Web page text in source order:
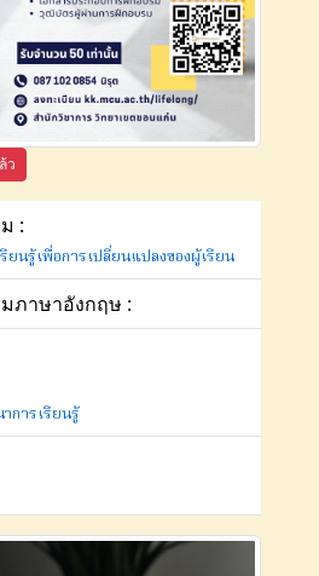
ว
:
ยนรู้เพื่อการเปลี่ยนแปลงของผู้เรียน
ภาษาอังกฤษ :
การเรียนรู้